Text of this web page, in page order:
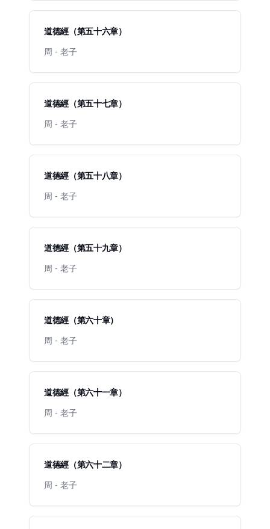
道德經（第五十六章）
周 - 老子
道德經（第五十七章）
周 - 老子
道德經（第五十八章）
周 - 老子
道德經（第五十九章）
周 - 老子
道德經（第六十章）
周 - 老子
道德經（第六十一章）
周 - 老子
道德經（第六十二章）
周 - 老子